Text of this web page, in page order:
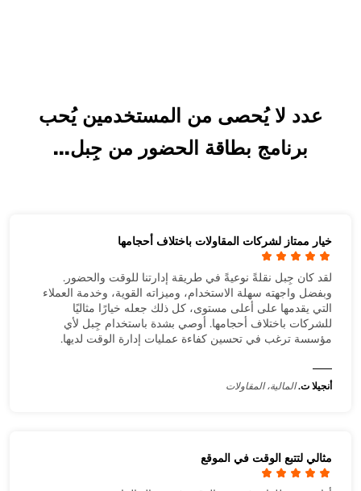
عدد لا يُحصى من المستخدمين يُحب
برنامج بطاقة الحضور من جِبل...
خيار ممتاز لشركات المقاولات باختلاف أحجامها
لقد كان جِبل نقلةً نوعيةً في طريقة إدارتنا للوقت والحضور.
وبفضل واجهته سهلة الاستخدام، وميزاته القوية، وخدمة العملاء
التي يقدمها على أعلى مستوى، كل ذلك جعله خيارًا مثاليًا
للشركات باختلاف أحجامها. أوصي بشدة باستخدام جِبل لأي
مؤسسة ترغب في تحسين كفاءة عمليات إدارة الوقت لديها.
أنجيلا ت.المالية، المقاولات
مثالي لتتبع الوقت في الموقع